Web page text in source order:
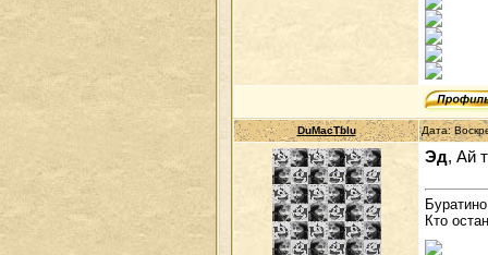
DuMacTblu Дата:
Эд, Ай
Кто